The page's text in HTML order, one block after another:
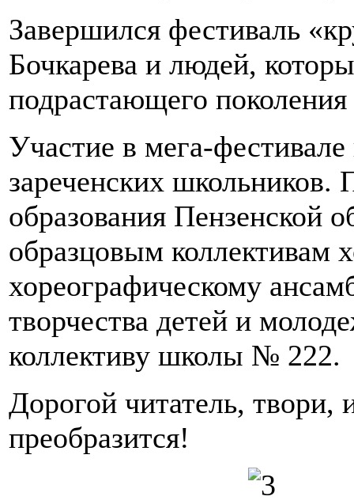
Завершился фестиваль
Бочкарева и людей,
подрастающего
Участие в мега-
зареченских
образования Пензенской
образцовым
хореографическому
творчества детей и
коллективу школы № 222.
Дорогой читатель,
преобразится!